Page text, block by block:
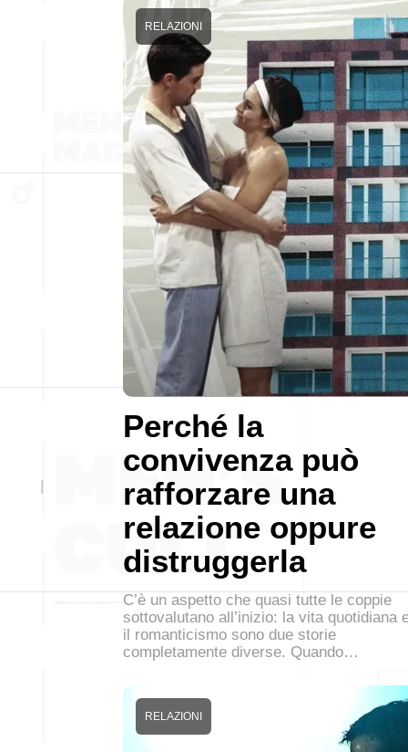
Perché la
convivenza può
rafforzare una
relazione oppure
distruggerla
RELAZIONI
C’è un aspetto che quasi tutte le coppie
sottovalutano all’inizio: la vita quotidiana
il romanticismo sono due storie
completamente diverse. Quando…
RELAZIONI